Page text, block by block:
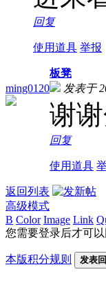
回复
使用道具 举报
ming0120
板凳
发表于
谢
回复
使用道具
返回列表
高级模式
B Color Image Link
您需要登录后才可
本版积分规则 发表